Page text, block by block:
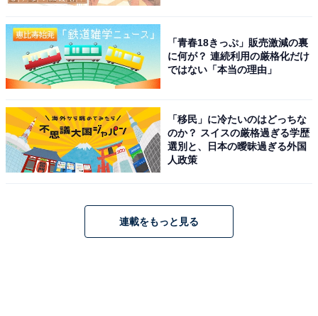
※回答者からのコメントは原文ママです
次ページ 10位までのランキング結果を見る
「青春18きっぷ」販売激減の裏
に何が？ 連続利用の厳格化だけ
ではない「本当の理由」
「移民」に冷たいのはどっちな
のか？ スイスの厳格過ぎる学歴
選別と、日本の曖昧過ぎる外国
人政策
連載をもっと見る